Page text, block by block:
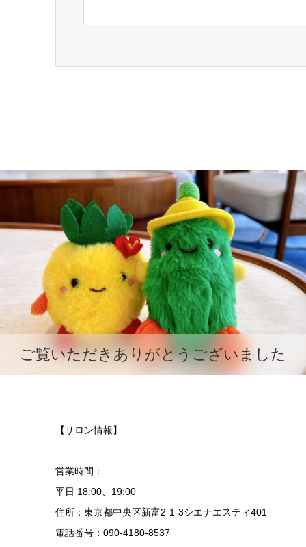
ご覧いただきありがとうございました
【サロン情報】
営業時間：
平日 18:00、19:00
住所：東京都中央区新富2-1-3シエナエスティ401
電話番号：090-4180-8537